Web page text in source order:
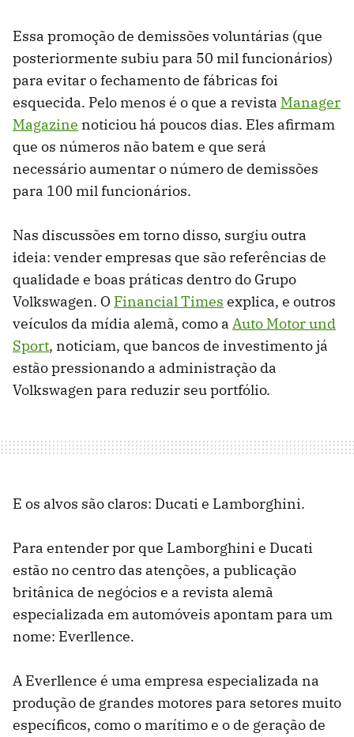
Essa promoção de demissões voluntárias (que
posteriormente subiu para 50 mil funcionários)
para evitar o fechamento de fábricas foi
esquecida. Pelo menos é o que a revista Manager
Magazine noticiou há poucos dias. Eles afirmam
que os números não batem e que será
necessário aumentar o número de demissões
para 100 mil funcionários.
Nas discussões em torno disso, surgiu outra
ideia: vender empresas que são referências de
qualidade e boas práticas dentro do Grupo
Volkswagen. O Financial Times explica, e outros
veículos da mídia alemã, como a Auto Motor und
Sport, noticiam, que bancos de investimento já
estão pressionando a administração da
Volkswagen para reduzir seu portfólio.
E os alvos são claros: Ducati e Lamborghini.
Para entender por que Lamborghini e Ducati
estão no centro das atenções, a publicação
britânica de negócios e a revista alemã
especializada em automóveis apontam para um
nome: Everllence.
A Everllence é uma empresa especializada na
produção de grandes motores para setores muito
específicos, como o marítimo e o de geração de